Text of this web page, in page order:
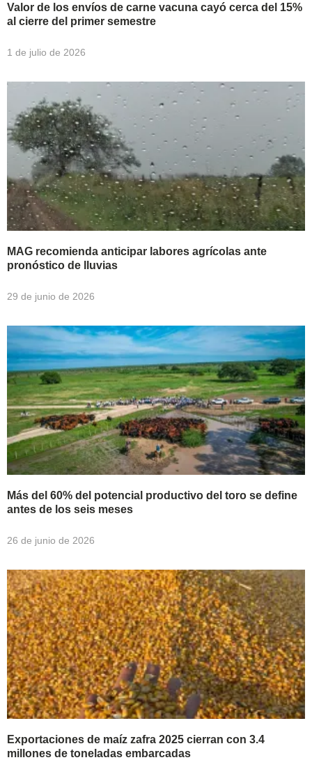
Valor de los envíos de carne vacuna cayó cerca del 15%
al cierre del primer semestre
1 de julio de 2026
MAG recomienda anticipar labores agrícolas ante
pronóstico de lluvias
29 de junio de 2026
Más del 60% del potencial productivo del toro se define
antes de los seis meses
26 de junio de 2026
Exportaciones de maíz zafra 2025 cierran con 3.4
millones de toneladas embarcadas